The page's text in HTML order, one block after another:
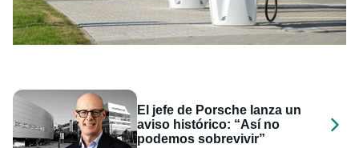
El jefe de Porsche lanza un
aviso histórico: “Así no
podemos sobrevivir”